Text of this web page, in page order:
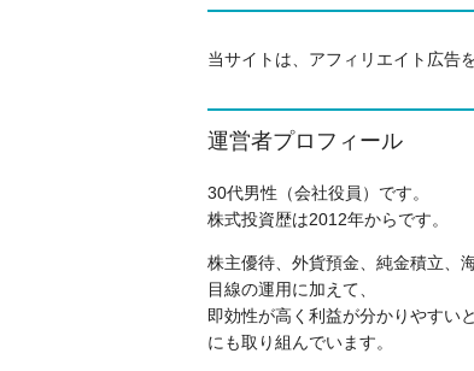
ツ
移
当サイトは、アフィリエイト広告
運営者プロフィール
30代男性（会社役員）です。
株式投資歴は2012年からです。
株主優待、外貨預金、純金積立、
目線の運用に加えて、
即効性が高く利益が分かりやすい
にも取り組んでいます。